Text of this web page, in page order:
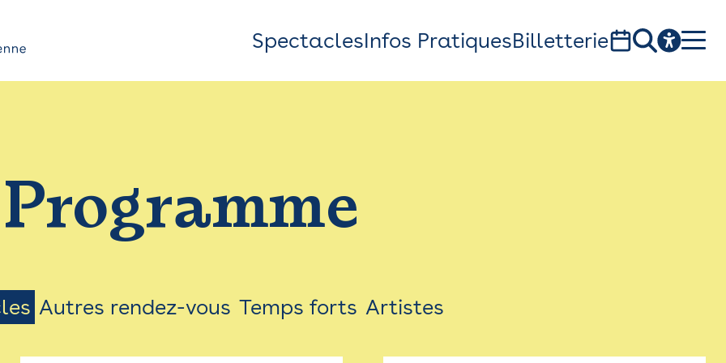
Top
Bar
Menu
SpectaclesInfos PratiquesBilletterie
1, av. du Chateau d'eau - 31300 Toulouse
Programme
Autres rendez-vous Temps forts Artistes